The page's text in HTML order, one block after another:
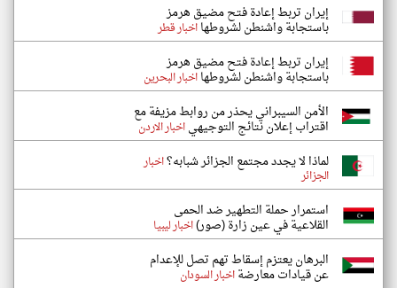
إيران تربط إعادة فتح مضيق هرمز
باستجابة واشنطن لشروطهااخبار قطر
إيران تربط إعادة فتح مضيق هرمز
باستجابة واشنطن لشروطهااخبار البحرين
الأمن السيبراني يحذر من روابط مزيفة مع
اقتراب إعلان نتائج التوجيهياخبار الاردن
لماذا لا يجدد مجتمع الجزائر شبابه؟اخبار
الجزائر
استمرار حملة التطهير ضد الحمى
القلاعية في عين زارة (صور)اخبار ليبيا
البرهان يعتزم إسقاط تهم تصل للإعدام
عن قيادات معارضةاخبار السودان